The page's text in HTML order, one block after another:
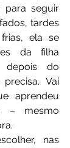
para seguir
tardes
ela se
da filha
depois do
Vai
aprendeu
– mesmo